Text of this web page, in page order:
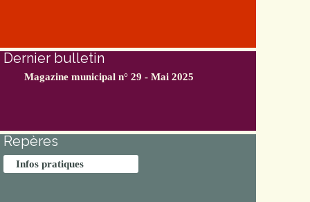
Dernier bulletin
Magazine municipal n° 29 - Mai 2025
Repères
Infos pratiques